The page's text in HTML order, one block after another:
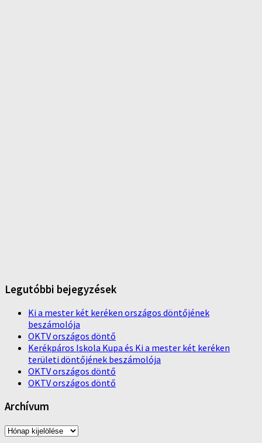
Legutóbbi bejegyzések
Ki a mester két keréken országos döntőjének
beszámolója
OKTV országos döntő
Kerékpáros Iskola Kupa és Ki a mester két keréken
területi döntőjének beszámolója
OKTV országos döntő
OKTV országos döntő
Archívum
Archívum